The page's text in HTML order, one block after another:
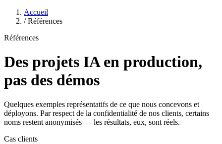
Accueil
/ Références
Références
Des projets IAen production,
pas des démos
Quelques exemples représentatifs de ce que nous concevons et
déployons. Par respect de la confidentialité de nos clients, certains
noms restent anonymisés — les résultats, eux, sont réels.
Cas clients